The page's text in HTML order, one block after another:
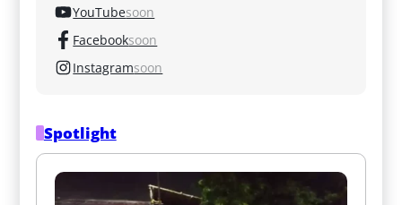
YouTubesoon
Facebooksoon
Instagramsoon
Spotlight